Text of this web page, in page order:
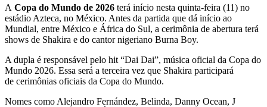
A Copa do Mundo de 2026 terá início nesta quinta-feira (11) no
estádio Azteca, no México. Antes da partida que dá início ao
Mundial, entre México e África do Sul, a cerimônia de abertura terá
shows de Shakira e do cantor nigeriano Burna Boy.
A dupla é responsável pelo hit “Dai Dai”, música oficial da Copa do
Mundo 2026. Essa será a terceira vez que Shakira participará
de cerimônias oficiais da Copa do Mundo.
Nomes como Alejandro Fernández, Belinda, Danny Ocean, J